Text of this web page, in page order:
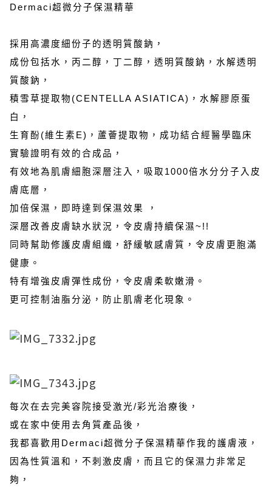
Dermaci超微分子保濕精華
採用高濃度細份子的透明質酸鈉，
成份包括水，丙二醇，丁二醇，透明質酸鈉，水解透明
質酸鈉，
積雪草提取物(CENTELLA ASIATICA)，水解膠原蛋
白，
生育酚(維生素E)，蘆薈提取物，成功結合經醫學臨床
實驗證明有效的合成品，
有效地為肌膚細胞深層注入，吸取1000倍水分分子入皮
膚底層，
加倍保濕，即時達到保濕效果 ，
深層改善皮膚缺水狀況，令皮膚持續保濕~!!
同時幫助修護皮膚組織，舒緩敏感膚質，令皮膚更胞滿
健康。
特有增強皮膚彈性成份，令皮膚柔軟嫩滑。
更可控制油脂分泌，防止肌膚老化現象。
每次在去完美容院接受激光/彩光治療後，
或在家中使用去角質產品後，
我都喜歡用Dermaci超微分子保濕精華作我的護膚液，
因為性質溫和，不刺激皮膚，而且它的保濕力非常足
夠，